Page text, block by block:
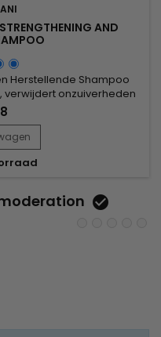
AND
Herstellende Shampoo
verwijdert onzuiverheden
onder controle houdt en
formule richt zich op
is door overmatige hitte,
slijtage. Ideaal na...
